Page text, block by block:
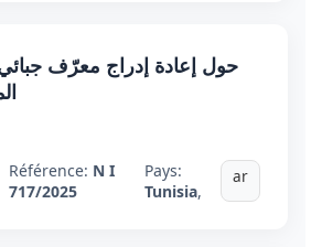
حول إعادة إدراج معرّف
Référence: N I
717/2025
Pays:
Tunisia,
ar